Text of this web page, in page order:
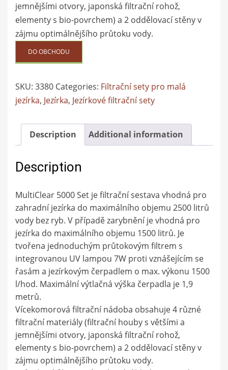
jemnějšími otvory, japonská filtrační rohož,
elementy s bio-povrchem) a 2 oddělovací stěny v
zájmu optimálnějšího průtoku vody.
DO OBCHODU
SKU: 3380 Categories: Filtrační sety pro malá
jezírka, Jezírka, Jezírkové filtrační sety
Description Additional information
Description
MultiClear 5000 Set je filtrační sestava vhodná pro
zahradní jezírka do maximálního objemu 2500 litrů
vody bez ryb. V případě zarybnění je vhodná pro
jezírka do maximálního objemu 1500 litrů. Je
tvořena jednoduchým průtokovým filtrem s
integrovanou UV lampou 7W proti vznášejícím se
řasám a jezírkovým čerpadlem o max. výkonu 1500
l/hod. Maximální výtlačná výška čerpadla je 1,9
metrů.
Vícekomorová filtrační nádoba obsahuje 4 různé
filtrační materiály (filtrační houby s většími a
jemnějšími otvory, japonská filtrační rohož,
elementy s bio-povrchem) a 2 oddělovací stěny v
zájmu optimálnějšího průtoku vody.